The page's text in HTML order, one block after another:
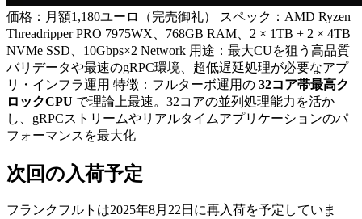
価格：月額1,180ユーロ（完売御礼） スペック：AMD Ryzen
Threadripper PRO 7975WX、768GB RAM、2 × 1TB + 2 × 4TB
NVMe SSD、10Gbps×2 Network 用途：最大CUを狙う高品質
バリデータや最速のgRPC環境、超低遅延処理が必要なアプ
リ・インフラ運用 特徴：フルターボ運用の 32コア帯最高ク
ロックCPU で理論上最速。32コアの並列処理能力を活か
し、gRPCストリームやリアルタイムアプリケーションのパ
フォーマンスを最大化
次回の入荷予定
フランクフルトは2025年8月22日に再入荷を予定していま